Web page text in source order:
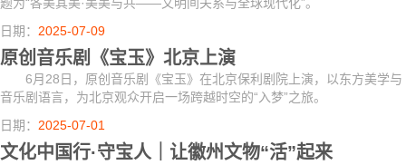
题为“各美其美·美美与共——文明间关系与全球现代化”。
日期： 2025-07-09
原创音乐剧《宝玉》北京上演
6月28日，原创音乐剧《宝玉》在北京保利剧院上演，以东方美学与
音乐剧语言，为北京观众开启一场跨越时空的“入梦”之旅。
日期： 2025-07-01
文化中国行·守宝人｜让徽州文物“活”起来